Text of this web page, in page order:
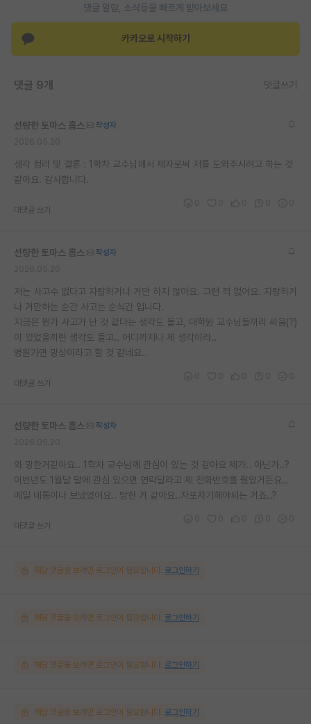
댓글 알람, 소식등을 빠르게 받아보세요
카카오로 시작하기
댓글 9개 댓글쓰기
선량한 토마스 홉스
작성자
생각 정리 및 결론 : 1학차 교수님께서 제자로써 저를 도와주시려고 하는 것
같아요. 감사합니다.
대댓글 쓰기
선량한 토마스 홉스
작성자
저는 사고수 없다고 자랑하거나 거만 하지 않아요. 그런 적 없어요. 자랑하거
나 거만하는 순간 사고는 순식간 입니다.
지금은 뭔가 사고가 난 것 같다는 생각도 들고, 대학원 교수님들끼리 싸움(?)
이 있었을까란 생각도 들고.. 어디까지나 제 생각이라..
병원가면 망상이라고 할 것 같네요..
대댓글 쓰기
선량한 토마스 홉스
작성자
와 망한거같아요.. 1학차 교수님께 관심이 있는 것 같아요 제가.. 아닌가..?
이번년도 1월달 말에 관심 있으면 연락달라고 제 전화번호를 줬었거든요..
메일 네통이나 보냈었어요.. 망한 거 같아요..자포자기해야되는 거죠..?
대댓글 쓰기
해당 댓글을 보려면 로그인이 필요합니다. 로그인하기
해당 댓글을 보려면 로그인이 필요합니다. 로그인하기
해당 댓글을 보려면 로그인이 필요합니다. 로그인하기
해당 댓글을 보려면 로그인이 필요합니다. 로그인하기